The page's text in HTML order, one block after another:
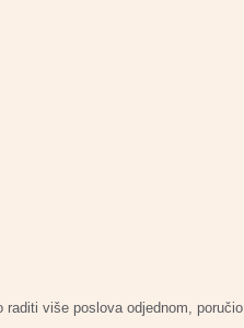
više poslova odjednom, poručio